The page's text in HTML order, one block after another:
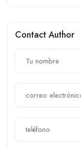
Contact Author